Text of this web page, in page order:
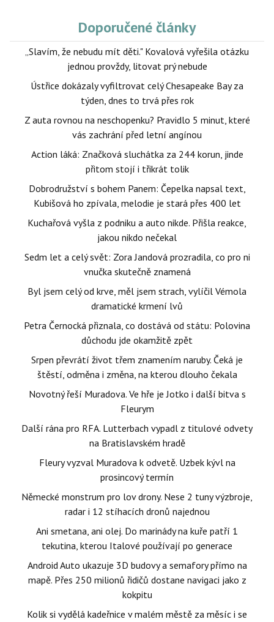
portál. Díky němu se mohou firmy, které potřebují zprovoznit
online platby po celém světě, snáze zorientovat v nabídce a
službu implementovat během jediného dne. DX Heroes již dříve
pomohli americkým firmám ConductorOne nebo ButterCMS a své
aktivity za oceánem plánují rozšiřovat i nadále.
Doporučené články
„Slavím, že nebudu mít děti." Kovalová vyřešila otázku
jednou provždy, litovat prý nebude
Ústřice dokázaly vyfiltrovat celý Chesapeake Bay za
týden, dnes to trvá přes rok
Z auta rovnou na neschopenku? Pravidlo 5 minut, které
vás zachrání před letní angínou
Action láká: Značková sluchátka za 244 korun, jinde
přitom stojí i třikrát tolik
Dobrodružství s bohem Panem: Čepelka napsal text,
Kubišová ho zpívala, melodie je stará přes 400 let
Kuchařová vyšla z podniku a auto nikde. Přišla reakce,
jakou nikdo nečekal
Sedm let a celý svět: Zora Jandová prozradila, co pro ni
vnučka skutečně znamená
Byl jsem celý od krve, měl jsem strach, vylíčil Vémola
dramatické krmení lvů
Petra Černocká přiznala, co dostává od státu: Polovina
důchodu jde okamžitě zpět
Srpen převrátí život třem znamením naruby. Čeká je
štěstí, odměna i změna, na kterou dlouho čekala
Novotný řeší Muradova. Ve hře je Jotko i další bitva s
Fleurym
Další rána pro RFA. Lutterbach vypadl z titulové odvety
na Bratislavském hradě
Fleury vyzval Muradova k odvetě. Uzbek kývl na
prosincový termín
Německé monstrum pro lov drony. Nese 2 tuny výzbroje,
radar i 12 stíhacích dronů najednou
Ani smetana, ani olej. Do marinády na kuře patří 1
tekutina, kterou Italové používají po generace
Android Auto ukazuje 3D budovy a semafory přímo na
mapě. Přes 250 milionů řidičů dostane navigaci jako z
kokpitu
Kolik si vydělá kadeřnice v malém městě za měsíc i se